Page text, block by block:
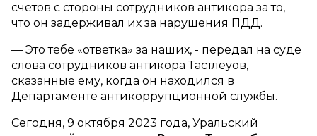
счетов с стороны сотрудников антикора за то,
что он задерживал их за нарушения ПДД.
— Это тебе «ответка» за наших, - передал на суде
слова сотрудников антикора Тастлеуов,
сказанные ему, когда он находился в
Департаменте антикоррупционной службы.
Сегодня, 9 октября 2023 года, Уральский